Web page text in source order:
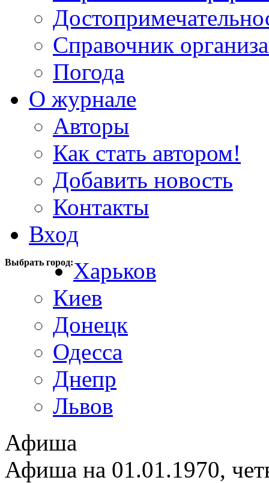
Справочник
Погода
О журнале
Авторы
Как стать автором!
Добавить новость
Контакты
Вход
Выбрать город:Харьков
Киев
Донецк
Одесса
Днепр
Львов
Афиша
Афиша на 01.01.1970,